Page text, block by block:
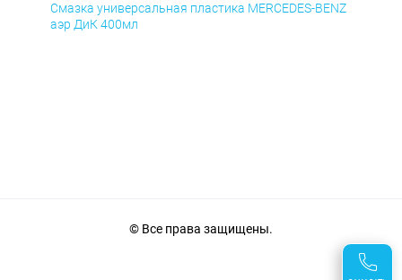
Смазка универсальная пластика MERCEDES-BENZ
аэр ДиК 400мл
© Все права защищены.